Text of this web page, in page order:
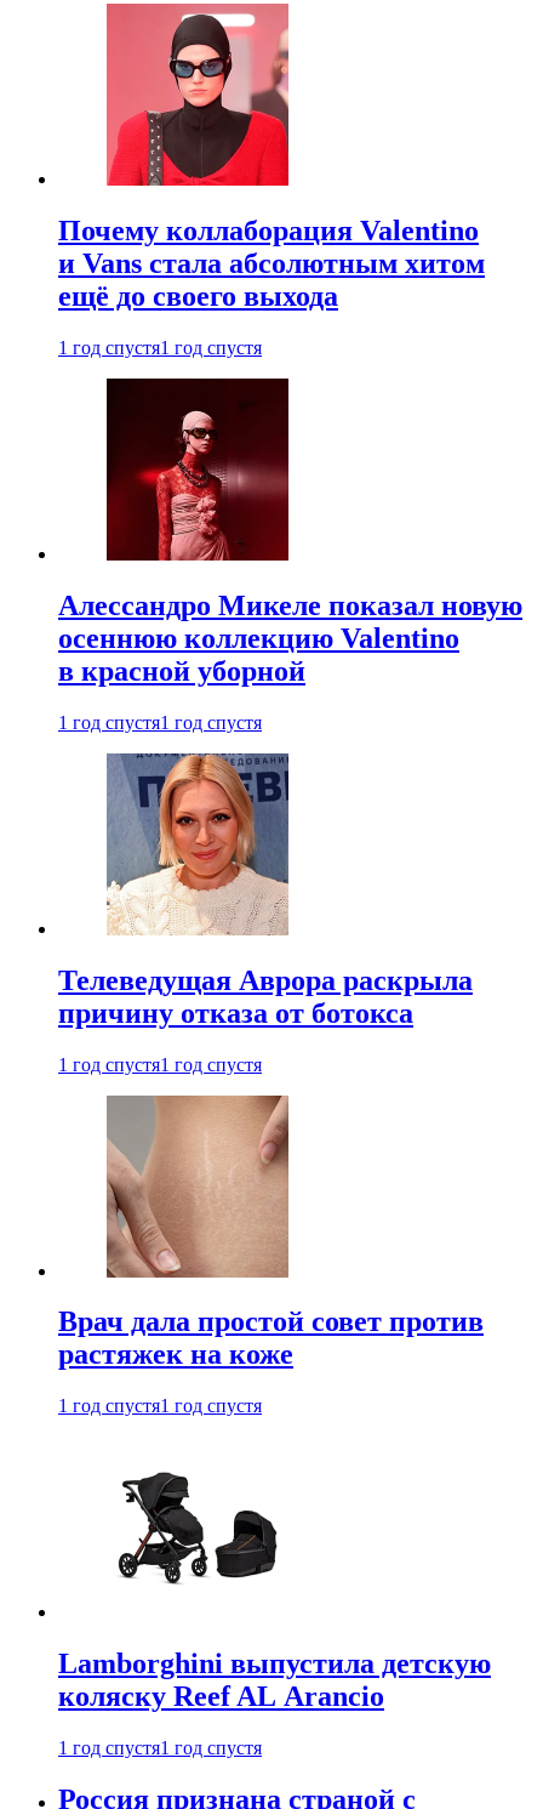
Почему коллаборация Valentino
и Vans стала абсолютным хитом
ещё до своего выхода
1 год спустя1 год спустя
Алессандро Микеле показал новую
осеннюю коллекцию Valentino
в красной уборной
1 год спустя1 год спустя
Телеведущая Аврора раскрыла
причину отказа от ботокса
1 год спустя1 год спустя
Врач дала простой совет против
растяжек на коже
1 год спустя1 год спустя
Lamborghini выпустила детскую
коляску Reef AL Arancio
1 год спустя1 год спустя
Россия признана страной с